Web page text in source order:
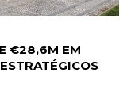
€28,6M EM